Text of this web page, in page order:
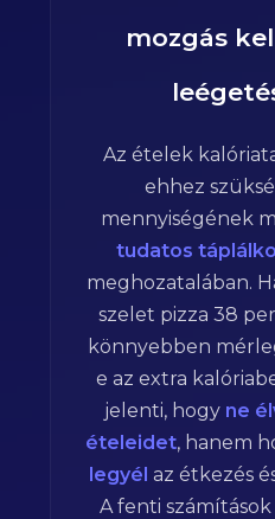
mozgás
Az ételek
ehhez
mennyiségének
tudatos
meghozatalában.
szelet pizza 38
könnyebben
e az extra
jelenti, hogy ne
ételeidet, hanem
legyél az étkezés
A fenti